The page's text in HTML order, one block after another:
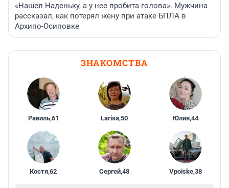
«Нашел Наденьку, а у нее пробита голова». Мужчина
рассказал, как потерял жену при атаке БПЛА в
Архипо-Осиповке
ЗНАКОМСТВА
Равиль,61 Larisa,50 Юлия,44
Костя,62 Сергей,48 Vpoiske,38